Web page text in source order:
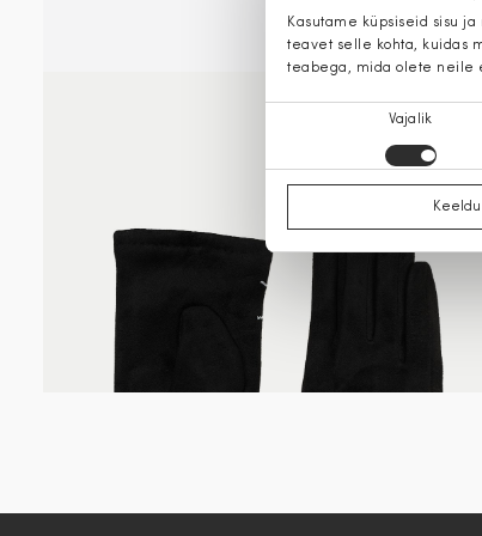
Kasutame küpsiseid sisu
teavet selle kohta, kuidas
teabega, mida olete neile
Vajalik
Keeldu